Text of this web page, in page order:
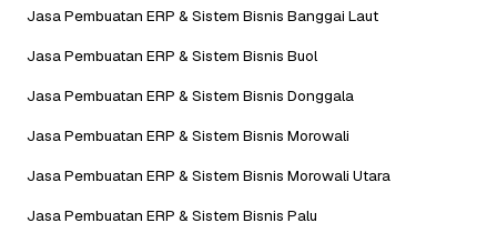
Jasa Pembuatan ERP & Sistem Bisnis Banggai Laut
Jasa Pembuatan ERP & Sistem Bisnis Buol
Jasa Pembuatan ERP & Sistem Bisnis Donggala
Jasa Pembuatan ERP & Sistem Bisnis Morowali
Jasa Pembuatan ERP & Sistem Bisnis Morowali Utara
Jasa Pembuatan ERP & Sistem Bisnis Palu